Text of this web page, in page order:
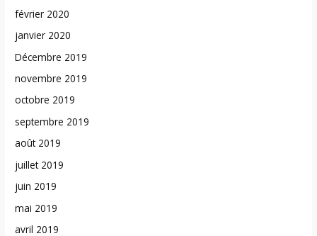
février 2020
janvier 2020
Décembre 2019
novembre 2019
octobre 2019
septembre 2019
août 2019
juillet 2019
juin 2019
mai 2019
avril 2019